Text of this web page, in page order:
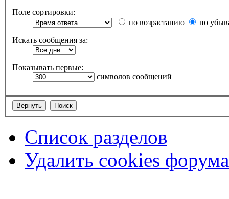
Поле сортировки:
по возрастанию
по
Искать сообщения за:
Показывать первые:
символов сообщений
Список разделов
Удалить cookies форума